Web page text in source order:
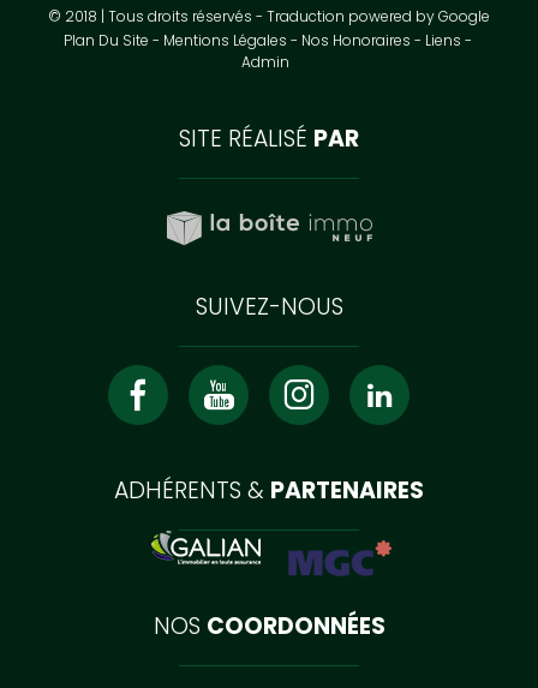
© 2018 | Tous droits réservés - Traduction powered by Google
Plan Du Site
Mentions Légales Nos Honoraires
Liens
Admin
SITE RÉALISÉ PAR
SUIVEZ-NOUS
ADHÉRENTS & PARTENAIRES
NOS COORDONNÉES